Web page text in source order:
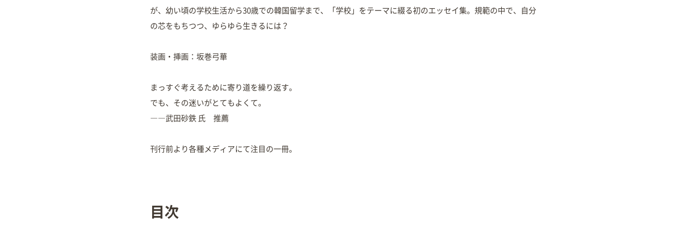
が、幼い頃の学校生活から30歳での韓国留学まで、「学校」をテーマに綴る初のエッセイ集。規範の中で、自分
の芯をもちつつ、ゆらゆら生きるには？
装画・挿画：坂巻弓華
まっすぐ考えるために寄り道を繰り返す。
でも、その迷いがとてもよくて。
――武田砂鉄 氏 推薦
刊行前より各種メディアにて注目の一冊。
目次